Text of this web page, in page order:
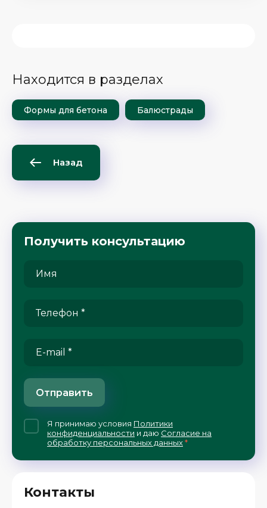
Находится в разделах
Формы для бетона Балюстрады
Назад
Контакты
Получить консультацию
Я принимаю условия Политики
конфиденциальности и даю Согласие на
обработку персональных данных*
Отправить